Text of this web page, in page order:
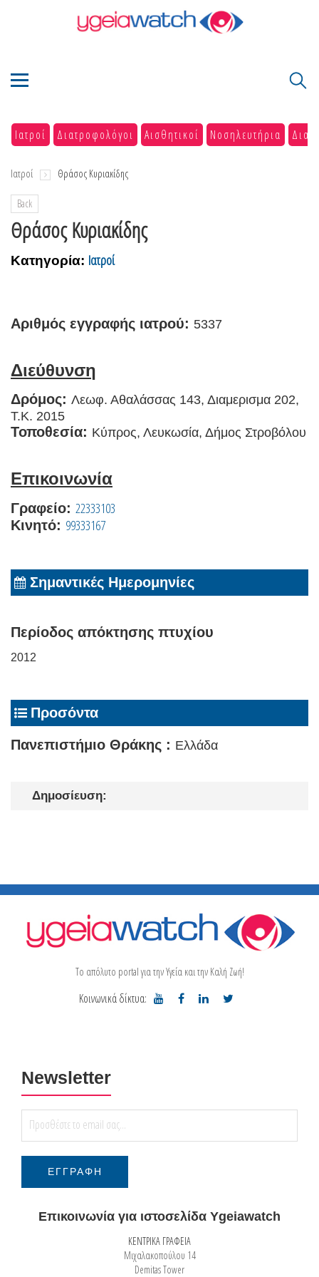
Ιατροί Διατροφολόγοι Αισθητικοί Νοσηλευτήρια
Ιατροί Θράσος Κυριακίδης
Back
Θράσος Κυριακίδης
Κατηγορία: Ιατροί
Αριθμός εγγραφής ιατρού: 5337
Διεύθυνση
Δρόμος: Λεωφ. Αθαλάσσας 143, Διαμερισμα 202,
Τ.Κ. 2015
Τοποθεσία: Κύπρος, Λευκωσία, Δήμος Στροβόλου
Επικοινωνία
Γραφείο: 22333103
Κινητό: 99333167
Σημαντικές Ημερομηνίες
Περίοδος απόκτησης πτυχίου
2012
Προσόντα
Πανεπιστήμιο Θράκης : Ελλάδα
Δημοσίευση:
Το απόλυτο portal για την Υγεία και την Καλή Ζωή!
Κοινωνικά δίκτυα:
Newsletter
Επικοινωνία για ιστοσελίδα Ygeiawatch
ΚΕΝΤΡΙΚΑ ΓΡΑΦΕΙΑ
Μιχαλακοπούλου 14
Demitas Tower